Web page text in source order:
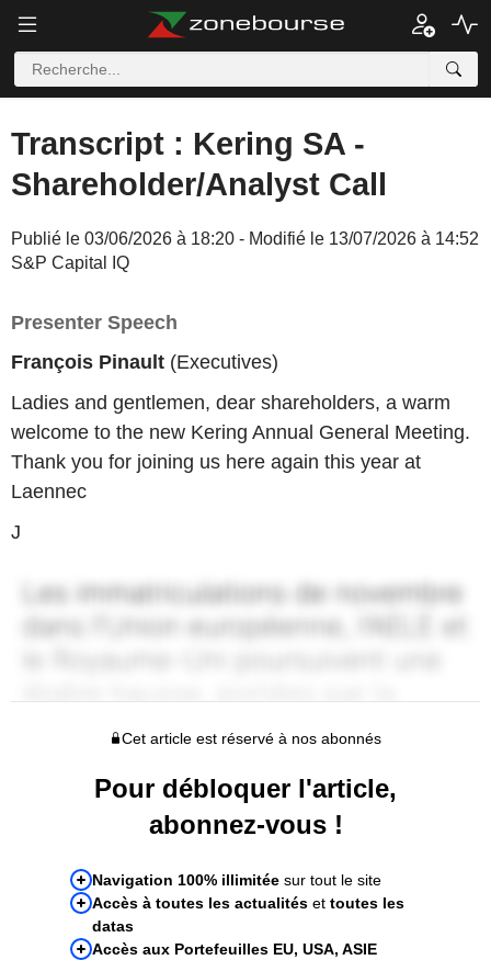
Transcript : Kering SA -
Shareholder/Analyst Call
Publié le 03/06/2026 à 18:20 - Modifié le 13/07/2026 à 14:52
S&P Capital IQ
Presenter Speech
François Pinault (Executives)
Ladies and gentlemen, dear shareholders, a warm
welcome to the new Kering Annual General Meeting.
Thank you for joining us here again this year at
Laennec
J
Cet article est réservé à nos abonnés
Pour débloquer l'article,
abonnez-vous !
Navigation 100% illimitée sur tout le site
Accès à toutes les actualités et toutes les
datas
Accès aux Portefeuilles EU, USA, ASIE